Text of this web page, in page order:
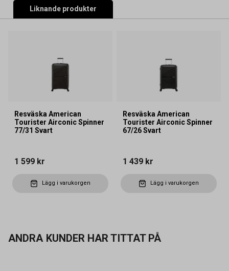
Liknande produkter
Resväska American
Tourister Airconic Spinner
77/31 Svart
1 599 kr
Lägg i varukorgen
Resväska American
Tourister Airconic Spinner
67/26 Svart
1 439 kr
Lägg i varukorgen
ANDRA KUNDER HAR TITTAT PÅ